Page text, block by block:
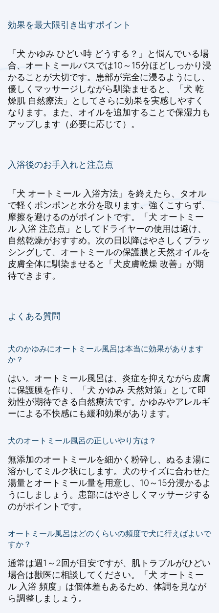
効果を最大限引き出すポイント
「犬 かゆみ ひどい時 どうする？」と悩んでいる場
合、オートミールバスでは10～15分ほどしっかり浸
かることが大切です。患部が完全に浸るようにし、
優しくマッサージしながら馴染ませると、「犬 乾
燥肌 自然療法」としてさらに効果を実感しやすく
なります。また、オイルを追加することで保湿力も
アップします（必要に応じて）。
入浴後のお手入れと注意点
「犬 オートミール 入浴方法」を終えたら、タオル
で軽くポンポンと水分を取ります。強くこすらず、
摩擦を避けるのがポイントです。「犬 オートミー
ル 入浴 注意点」としてドライヤーの使用は避け、
自然乾燥がおすすめ。次の日以降はやさしくブラッ
シングして、オートミールの保護膜と天然オイルを
皮膚全体に馴染ませると「犬皮膚乾燥 改善」が期
待できます。
よくある質問
犬のかゆみにオートミール風呂は本当に効果があります
か？
はい。オートミール風呂は、炎症を抑えながら皮膚
に保護膜を作り、「犬 かゆみ 天然対策」として即
効性が期待できる自然療法です。かゆみやアレルギ
ーによる不快感にも緩和効果があります。
犬のオートミール風呂の正しいやり方は？
無添加のオートミールを細かく粉砕し、ぬるま湯に
溶かしてミルク状にします。犬のサイズに合わせた
湯量とオートミール量を用意し、10～15分浸かるよ
うにしましょう。患部にはやさしくマッサージする
のがポイントです。
オートミール風呂はどのくらいの頻度で犬に行えばよいで
すか？
通常は週1～2回が目安ですが、肌トラブルがひどい
場合は獣医に相談してください。「犬 オートミー
ル 入浴 頻度」は個体差もあるため、体調を見なが
ら調整しましょう。